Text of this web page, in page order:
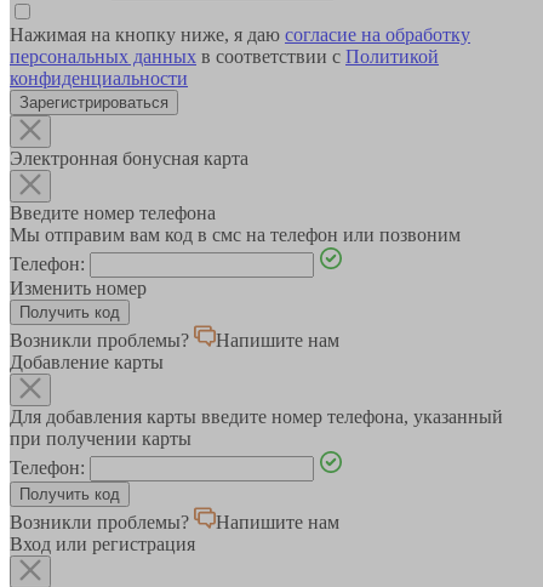
Нажимая на кнопку ниже, я даю согласие на обработку
персональных данных в соответствии с Политикой
конфиденциальности
Зарегистрироваться
Электронная бонусная карта
Введите номер телефона
Мы отправим вам код в смс на телефон или позвоним
Телефон:
Изменить номер
Возникли проблемы?
Напишите нам
Добавление карты
Для добавления карты введите номер телефона, указанный
при получении карты
Телефон:
Возникли проблемы?
Напишите нам
Вход или регистрация